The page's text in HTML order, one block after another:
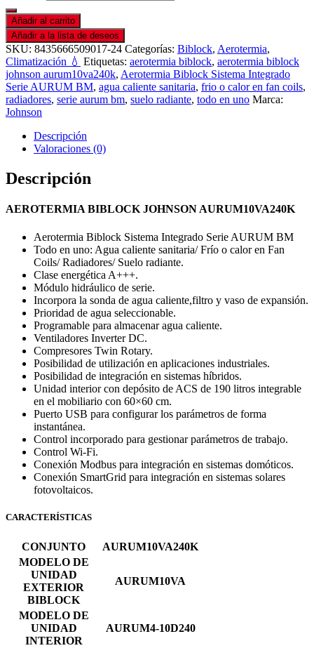
Añadir al carrito
Añadir a la lista de deseos
SKU: 8435666509017-24 Categorías: Biblock, Aerotermia,
Climatización 💧 Etiquetas: aerotermia biblock, aerotermia biblock
johnson aurum10va240k, Aerotermia Biblock Sistema Integrado
Serie AURUM BM, agua caliente sanitaria, frio o calor en fan coils,
radiadores, serie aurum bm, suelo radiante, todo en uno Marca:
Johnson
Descripción
Valoraciones (0)
Descripción
AEROTERMIA BIBLOCK JOHNSON AURUM10VA240K
Aerotermia Biblock Sistema Integrado Serie AURUM BM
Todo en uno: Agua caliente sanitaria/ Frío o calor en Fan
Coils/ Radiadores/ Suelo radiante.
Clase energética A+++.
Módulo hidráulico de serie.
Incorpora la sonda de agua caliente,filtro y vaso de expansión.
Prioridad de agua seleccionable.
Programable para almacenar agua caliente.
Ventiladores Inverter DC.
Compresores Twin Rotary.
Posibilidad de utilización en aplicaciones industriales.
Posibilidad de integración en sistemas híbridos.
Unidad interior con depósito de ACS de 190 litros integrable
en el mobiliario con 60×60 cm.
Puerto USB para configurar los parámetros de forma
instantánea.
Control incorporado para gestionar parámetros de trabajo.
Control Wi-Fi.
Conexión Modbus para integración en sistemas domóticos.
Conexión SmartGrid para integración en sistemas solares
fotovoltaicos.
CARACTERÍSTICAS
CONJUNTO
AURUM10VA240K
MODELO DE
UNIDAD
EXTERIOR
BIBLOCK
AURUM10VA
MODELO DE
UNIDAD
INTERIOR
AURUM4-10D240